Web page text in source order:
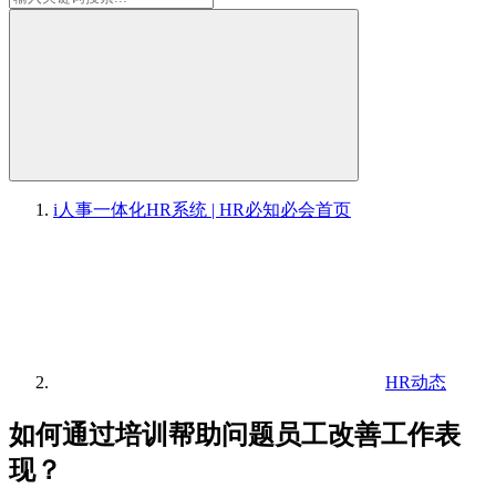
i人事一体化HR系统 | HR必知必会首页
HR动态
如何通过培训帮助问题员工改善工作表
现？